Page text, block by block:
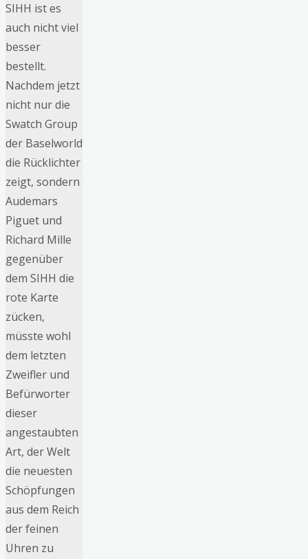
SIHH ist es
auch nicht viel
besser
bestellt.
Nachdem jetzt
nicht nur die
Swatch Group
der Baselworld
die Rücklichter
zeigt, sondern
Audemars
Piguet und
Richard Mille
gegenüber
dem SIHH die
rote Karte
zücken,
müsste wohl
dem letzten
Zweifler und
Befürworter
dieser
angestaubten
Art, der Welt
die neuesten
Schöpfungen
aus dem Reich
der feinen
Uhren zu